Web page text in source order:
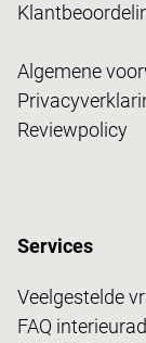
Algemene
Reviewpolicy
Services
Veelgestelde
FAQ